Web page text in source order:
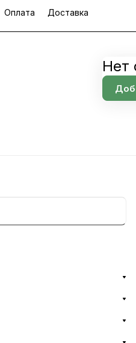
Оплата Доставка
Нет